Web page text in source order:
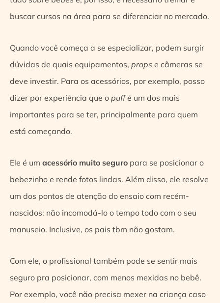
buscar cursos na área para se diferenciar no mercado.
Quando você começa a se especializar, podem surgir
dúvidas de quais equipamentos, props e câmeras se
deve investir. Para os acessórios, por exemplo, posso
dizer por experiência que o puffé um dos mais
importantes para se ter, principalmente para quem
está começando.
Ele é um acessório muito seguro para se posicionar o
bebezinho e rende fotos lindas. Além disso, ele resolve
um dos pontos de atenção do ensaio com recém-
nascidos: não incomodá-lo o tempo todo com o seu
manuseio. Inclusive, os pais tbm não gostam.
Com ele, o profissional também pode se sentir mais
seguro pra posicionar, com menos mexidas no bebê.
Por exemplo, você não precisa mexer na criança caso